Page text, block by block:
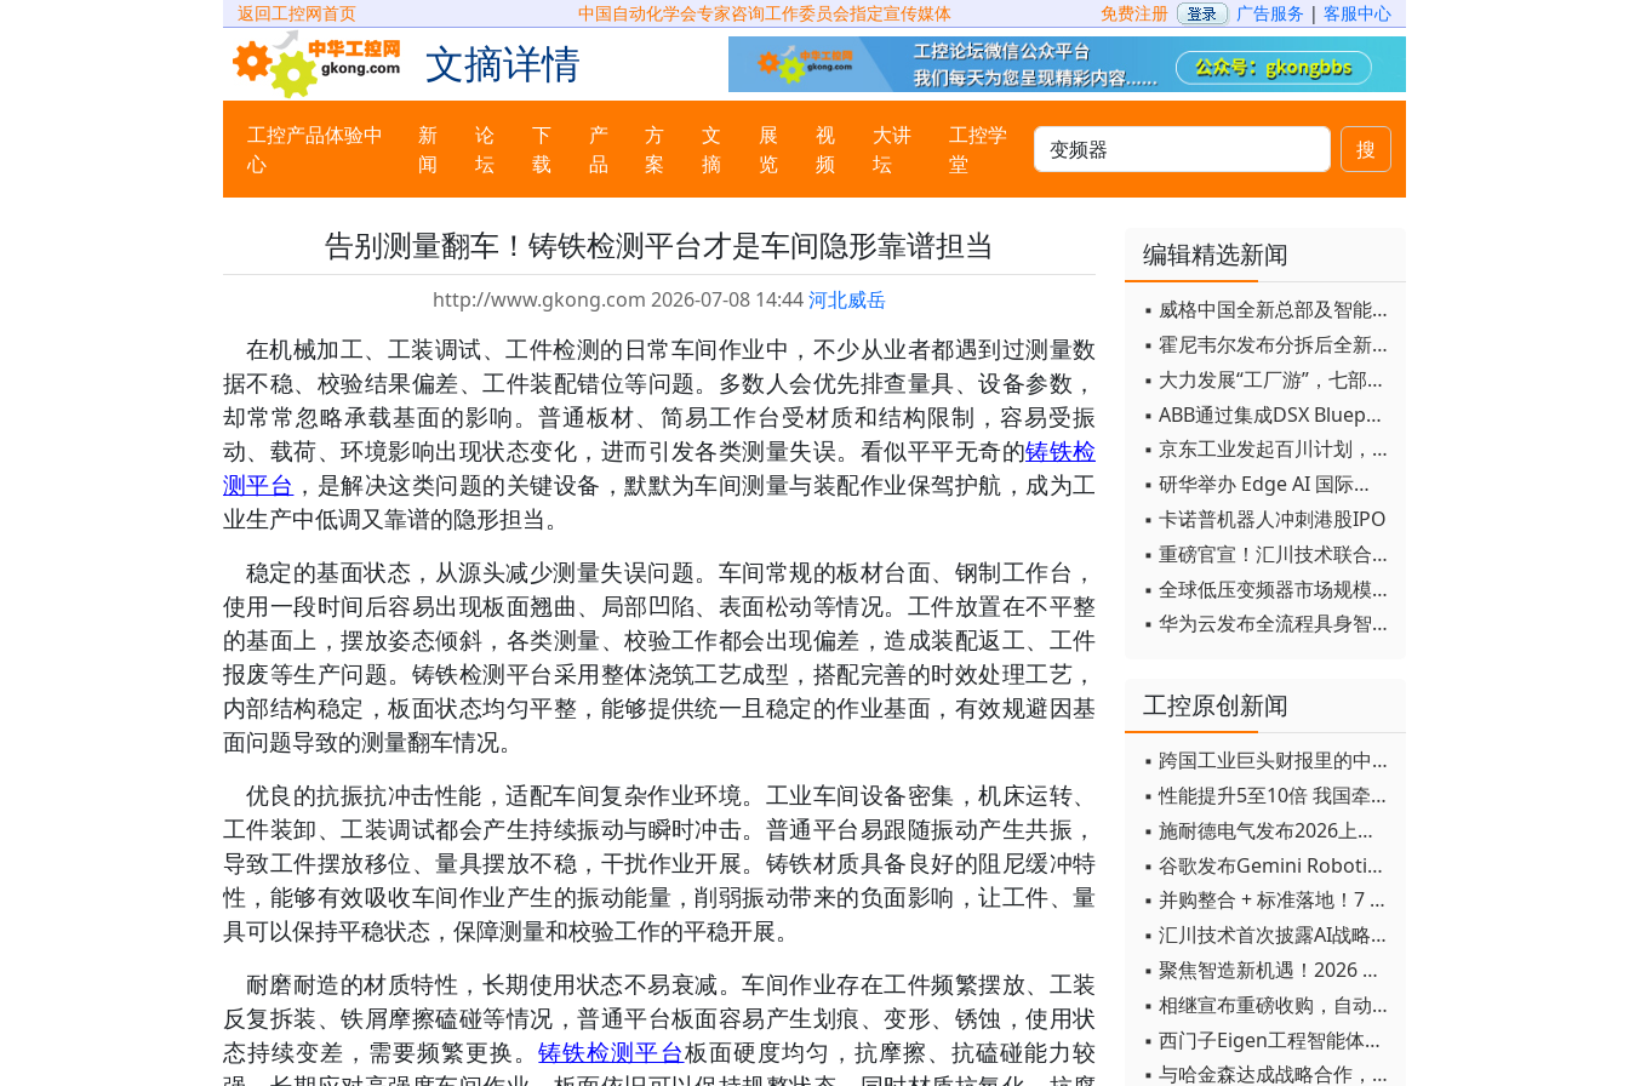
返回工控网首页 中国自动化学会专家咨询工作委员会指定宣传媒体 免费注册 广告服务 | 客服中心
文摘详情
工控产品体验中
心
新
闻
论
坛
下
载
产
品
方
案
文
摘
展
览
视
频
大讲
坛
工控学
堂
搜
告别测量翻车！铸铁检测平台才是车间隐形靠谱担当
http://www.gkong.com 2026-07-08 14:44河北威岳
在机械加工、工装调试、工件检测的日常车间作业中，不少从业者都遇到过测量数
据不稳、校验结果偏差、工件装配错位等问题。多数人会优先排查量具、设备参数，
却常常忽略承载基面的影响。普通板材、简易工作台受材质和结构限制，容易受振
动、载荷、环境影响出现状态变化，进而引发各类测量失误。看似平平无奇的铸铁检
测平台 ，是解决这类问题的关键设备，默默为车间测量与装配作业保驾护航，成为工
业生产中低调又靠谱的隐形担当。
稳定的基面状态，从源头减少测量失误问题。车间常规的板材台面、钢制工作台，
使用一段时间后容易出现板面翘曲、局部凹陷、表面松动等情况。工件放置在不平整
的基面上，摆放姿态倾斜，各类测量、校验工作都会出现偏差，造成装配返工、工件
报废等生产问题。铸铁检测平台采用整体浇筑工艺成型，搭配完善的时效处理工艺，
内部结构稳定，板面状态均匀平整，能够提供统一且稳定的作业基面，有效规避因基
面问题导致的测量翻车情况。
优良的抗振抗冲击性能，适配车间复杂作业环境。工业车间设备密集，机床运转、
工件装卸、工装调试都会产生持续振动与瞬时冲击。普通平台易跟随振动产生共振，
导致工件摆放移位、量具摆放不稳，干扰作业开展。铸铁材质具备良好的阻尼缓冲特
性，能够有效吸收车间作业产生的振动能量，削弱振动带来的负面影响，让工件、量
具可以保持平稳状态，保障测量和校验工作的平稳开展。
耐磨耐造的材质特性，长期使用状态不易衰减。车间作业存在工件频繁摆放、工装
反复拆装、铁屑摩擦磕碰等情况，普通平台板面容易产生划痕、变形、锈蚀，使用状
态持续变差，需要频繁更换。铸铁检测平台板面硬度均匀，抗摩擦、抗磕碰能力较
编辑精选新闻
▪ 威格中国全新总部及智能工厂启用
▪ 霍尼韦尔发布分拆后全新品牌：霍尼韦尔科技与霍尼韦尔航空航天
▪ 大力发展“工厂游”，七部门联合发文！
▪ ABB通过集成DSX Blueprint AI基础设施，扩大与英伟达的合作
▪ 京东工业发起百川计划， 构建工业大模型新生态
▪ 研华举办 Edge AI 国际论坛
▪ 卡诺普机器人冲刺港股IPO
▪ 重磅官宣！汇川技术联合发起 D12 联盟，开创产教融合新范式
▪ 全球低压变频器市场规模2030年将超170亿美元
▪ 华为云发布全流程具身智能开发平台CloudRobo
工控原创新闻
▪ 跨国工业巨头财报里的中国成绩单
▪ 性能提升5至10倍 我国牵头制定的WiTSnet工业以太网国际标准正式发布
▪ 施耐德电气发布2026上半年可持续发展成绩单 "Impact 2030"路线图开局稳健
▪ 谷歌发布Gemini Robotics 2模型 实现人形机器人全身智能控制突破
▪ 并购整合 + 标准落地！7 月工业自动化产业动态速递
▪ 汇川技术首次披露AI战略进展：从两个方面推动“AI业务化”落地
▪ 聚焦智造新机遇！2026 青岛数字化及智能制造技术论坛圆满落幕
▪ 相继宣布重磅收购，自动化巨头新一轮并购潮剑指何方？
▪ 西门子Eigen工程智能体落地中国，工业AI跨越物理世界“确定性”拐点
▪ 与哈金森达成战略合作，乐聚机器人何以持续获得工业巨头青睐？